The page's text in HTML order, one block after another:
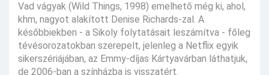
Vad vágyak (Wild Things, 1998) emelhető még ki, ahol,
khm, nagyot alakított Denise Richards-zal. A
későbbiekben - a Sikoly folytatásait leszámítva - főleg
tévésorozatokban szerepelt, jelenleg a Netflix egyik
sikerszériájában, az Emmy-díjas Kártyavárban láthatjuk,
de 2006-ban a színházba is visszatért.